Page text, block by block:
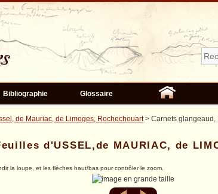
Bibliographie Glossaire
de Mauriac, de Limoges, Rochechouart > Carnets glangeaud,
d'USSEL,de MAURIAC, de
la loupe, et les flèches haut/bas pour contrôler le zoom.